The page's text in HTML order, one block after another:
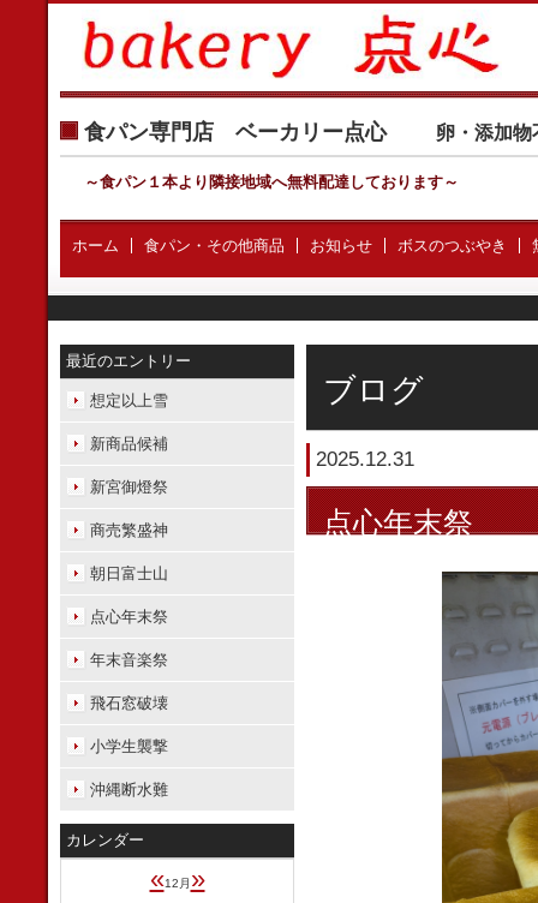
食パン専門店 ベーカリー点心 卵・添加
～食パン１本より隣接地域へ無料配達しております～
ホーム 食パン・その他商品 お知らせ ボスのつぶやき
ブログ
2025.12.31
点心年末祭
最近のエントリー
想定以上雪
新商品候補
新宮御燈祭
商売繁盛神
朝日富士山
点心年末祭
年末音楽祭
飛石窓破壊
小学生襲撃
沖縄断水難
カレンダー
«12月 »